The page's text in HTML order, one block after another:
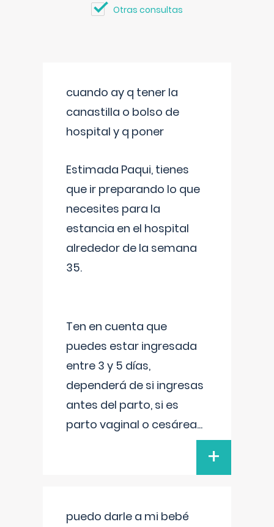
Otras consultas
cuando ay q tener la
canastilla o bolso de
hospital y q poner
Estimada Paqui, tienes
que ir preparando lo que
necesites para la
estancia en el hospital
alrededor de la semana
35.
Ten en cuenta que
puedes estar ingresada
entre 3 y 5 días,
dependerá de si ingresas
antes del parto, si es
parto vaginal o cesárea...
+
puedo darle a mi bebé